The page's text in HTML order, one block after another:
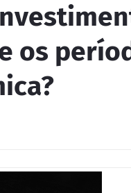
os